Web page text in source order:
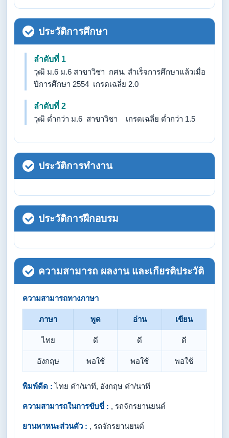
ประวัติการศึกษา
ลำดับที่ 1
วุฒิ ม.6 ม.6 สาขาวิชา กศน. สำเร็จการศึกษาแล้วเมื่อ
ปีการศึกษา 2554 เกรดเฉลี่ย 2.0
ลำดับที่ 2
วุฒิ ต่ำกว่า ม.6 สาขาวิชา เกรดเฉลี่ย ต่ำกว่า 1.5
ประวัติการทำงาน
ประวัติการฝึกอบรม
ความสามารถ ผลงาน และเกียรติประวัติ
ความสามารถทางภาษา
ภาษา พูด อ่าน เขียน
ไทย ดี ดี ดี
อังกฤษ พอใช้ พอใช้ พอใช้
พิมพ์ดีด : ไทย คำ/นาที, อังกฤษ คำ/นาที
ความสามารถในการขับขี่ : , รถจักรยานยนต์
ยานพาหนะส่วนตัว : , รถจักรยานยนต์